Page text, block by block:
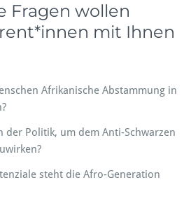
Fragen wollen
mit Ihnen
Afrikanische Abstammung in
der Politik, um dem Anti-Schwarzen
steht die Afro-Generation